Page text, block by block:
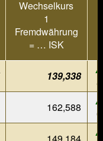
Wechselkurs
1
Fremdwährung
= … ISK
139,338
▲
162,588
▲
▲